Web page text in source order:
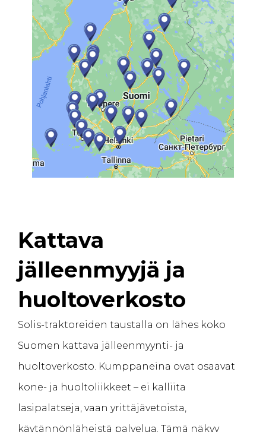
Kattava
jälleenmyyjä ja
huoltoverkosto
Solis-traktoreiden taustalla on lähes koko
Suomen kattava jälleenmyynti- ja
huoltoverkosto. Kumppaneina ovat osaavat
kone- ja huoltoliikkeet – ei kalliita
lasipalatseja, vaan yrittäjävetoista,
käytännönläheistä palvelua. Tämä näkyy